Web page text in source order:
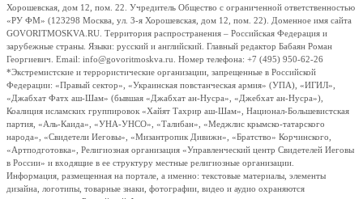
Хорошевская, дом 12, пом. 22. Учредитель Общество с ограниченной ответственностью
«РУ ФМ» (123298 Москва, ул. 3-я Хорошевская, дом 12, пом. 22). Доменное имя сайта
GOVORITMOSKVA.RU. Территория распространения – Российская Федерация и
зарубежные страны. Языки: русский и английский. Главный редактор Бабаян Роман
Георгиевич. Email: info@govoritmoskva.ru. Номер телефона: +7 (495) 950-62-26
*Экстремистские и террористические организации, запрещенные в Российской
Федерации: «Правый сектор», «Украинская повстанческая армия» (УПА), «ИГИЛ»,
«Джабхат Фатх аш-Шам» (бывшая «Джабхат ан-Нусра», «Джебхат ан-Нусра»),
Коалиция исламских группировок «Хайят Тахрир аш-Шам», Национал-Большевистская
партия, «Аль-Каида», «УНА-УНСО», «Талибан», «Меджлис крымско-татарского
народа», «Свидетели Иеговы», «Мизантропик Дивижн», «Братство» Корчинского,
«Артподготовка», Религиозная организация «Управленческий центр Свидетелей Иеговы
в России» и входящие в ее структуру местные религиозные организации.
Информация, размещенная на портале, а именно: текстовые материалы, элементы
дизайна, логотипы, товарные знаки, фотографии, видео и аудио охраняются